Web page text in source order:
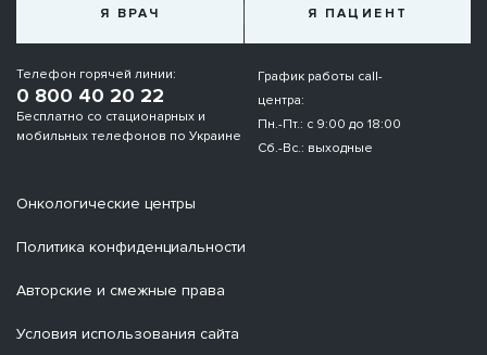
Я ВРАЧ Я ПАЦИЕНТ
Телефон горячей линии:
0 800 40 20 22
Бесплатно со стационарных и
мобильных телефонов по Украине
График работы call-
центра:
Пн.-Пт.: с 9:00 до 18:00
Сб.-Вс.: выходные
Онкологические центры
Политика конфиденциальности
Авторские и смежные права
Условия использования сайта